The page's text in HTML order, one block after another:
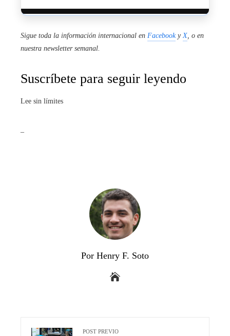
Sigue toda la información internacional en Facebooky X , o en
nuestra newsletter semanal
Suscríbete para seguir leyendo
Lee sin límites
Por Henry F. Soto
POST PREVIO